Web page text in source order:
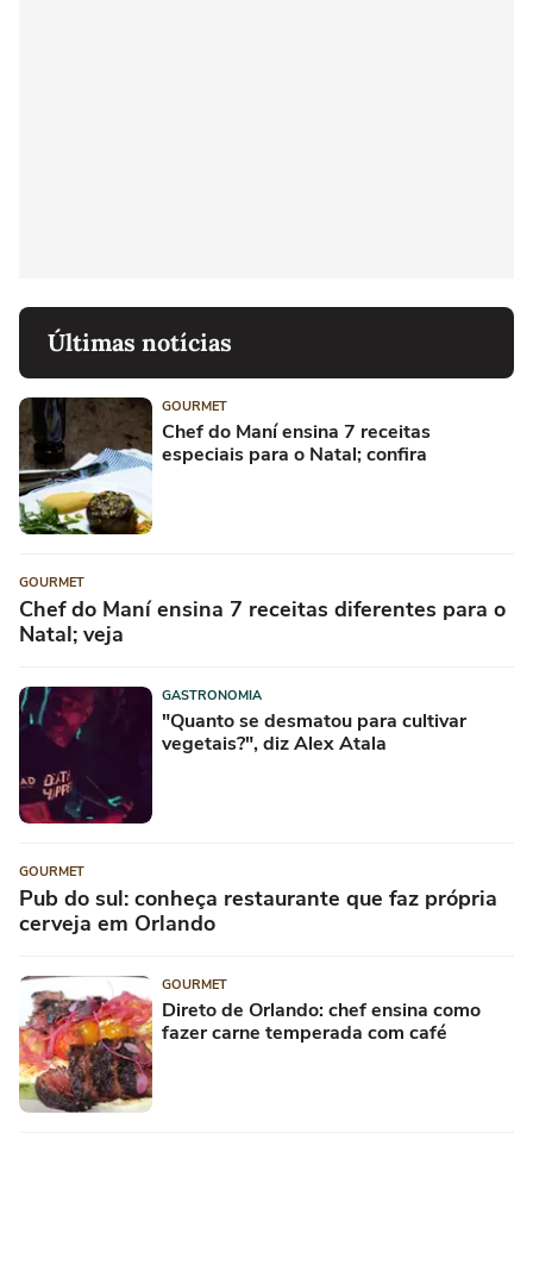
Últimas notícias
GOURMET
Chef do Maní ensina 7 receitas
especiais para o Natal; confira
GOURMET
Chef do Maní ensina 7 receitas diferentes para o
Natal; veja
GASTRONOMIA
"Quanto se desmatou para cultivar
vegetais?", diz Alex Atala
GOURMET
Pub do sul: conheça restaurante que faz própria
cerveja em Orlando
GOURMET
Direto de Orlando: chef ensina como
fazer carne temperada com café